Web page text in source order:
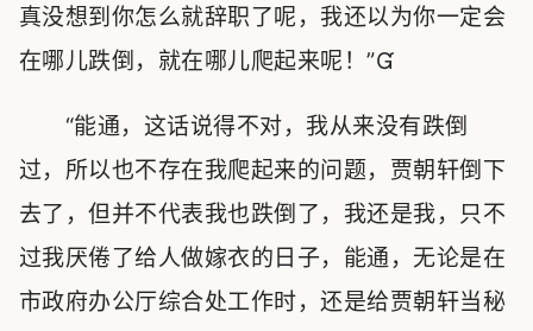
真没想到你怎么就辞职了呢，我还以为你一定会
在哪儿跌倒，就在哪儿爬起来呢！”
“能通，这话说得不对，我从来没有跌倒
过，所以也不存在我爬起来的问题，贾朝轩倒下
去了，但并不代表我也跌倒了，我还是我，只不
过我厌倦了给人做嫁衣的日子，能通，无论是在
市政府办公厅综合处工作时，还是给贾朝轩当秘